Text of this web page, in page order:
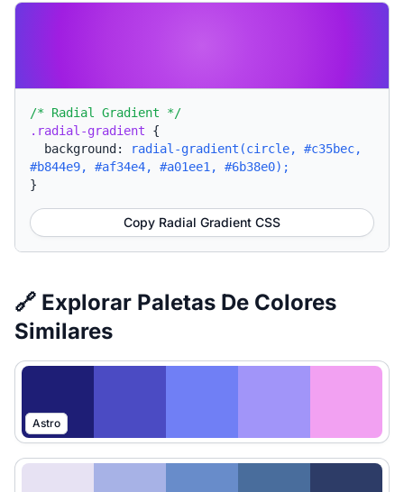
/* Radial Gradient */
.radial-gradient {
background:
radial-gradient(circle, #c35bec,
#b844e9, #af34e4, #a01ee1, #6b38e0);
}
Copy Radial Gradient CSS
🔗 Explorar Paletas De Colores
Similares
Astro